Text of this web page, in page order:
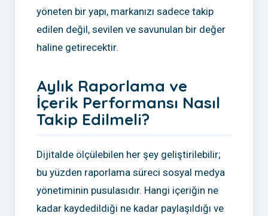
yöneten bir yapı, markanızı sadece takip
edilen değil, sevilen ve savunulan bir değer
haline getirecektir.
Aylık Raporlama ve
İçerik Performansı Nasıl
Takip Edilmeli?
Dijitalde ölçülebilen her şey geliştirilebilir;
bu yüzden raporlama süreci sosyal medya
yönetiminin pusulasıdır. Hangi içeriğin ne
kadar kaydedildiği ne kadar paylaşıldığı ve